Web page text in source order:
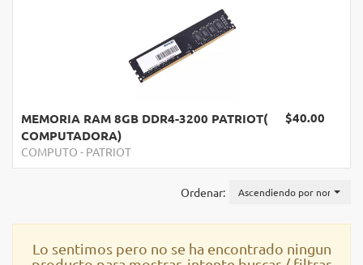
$40.00
MEMORIA RAM 8GB DDR4-3200 PATRIOT(
COMPUTADORA)
COMPUTO - PATRIOT
Ordenar: Ascendiendo por nombre
Lo sentimos pero no se ha encontrado ningun